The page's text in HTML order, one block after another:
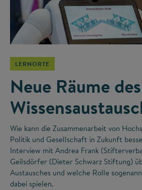
LERNORTE
Neue Räume des
Wie kann die Zusammenarbeit von
Politik und Gesellschaft in Zukunft
Interview mit Andrea Frank
Geilsdörfer (Dieter Schwarz Stiftung)
Austausches und welche Rolle
dabei spielen.